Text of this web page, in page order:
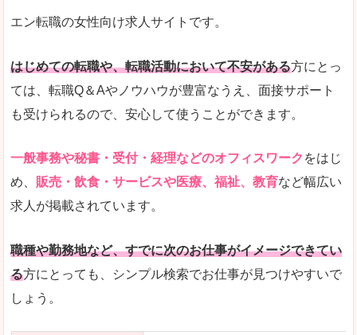
詳しい説明
とにかく、女性ならではの職種の専門性が高いの
また、アパレル・コスメ、エステ・ネイル・美容
人気度
専門性が高いので、これらのお仕事に転職を考
リクルートグループなので、大手という安心感も
使いやすさ
検索がしやすく、求人詳細にも画像やイラストな
エン転職の女性向け求人サイトです。
はじめての転職や、転職活動において不安がある方にとっ
ては、転職Q＆Aやノウハウが豊富なうえ、面接サポート
も受けられるので、安心して使うことができます。
一般事務や秘書・受付・経理などのオフィスワーク をはじ
め、 販売・飲食・サービスや医療、福祉、教育など幅広い
求人が掲載されています。
職種や勤務地など、すでに次のお仕事がイメージできてい
る方にとっても、シンプル検索でお仕事が見つけやすいで
しょう。